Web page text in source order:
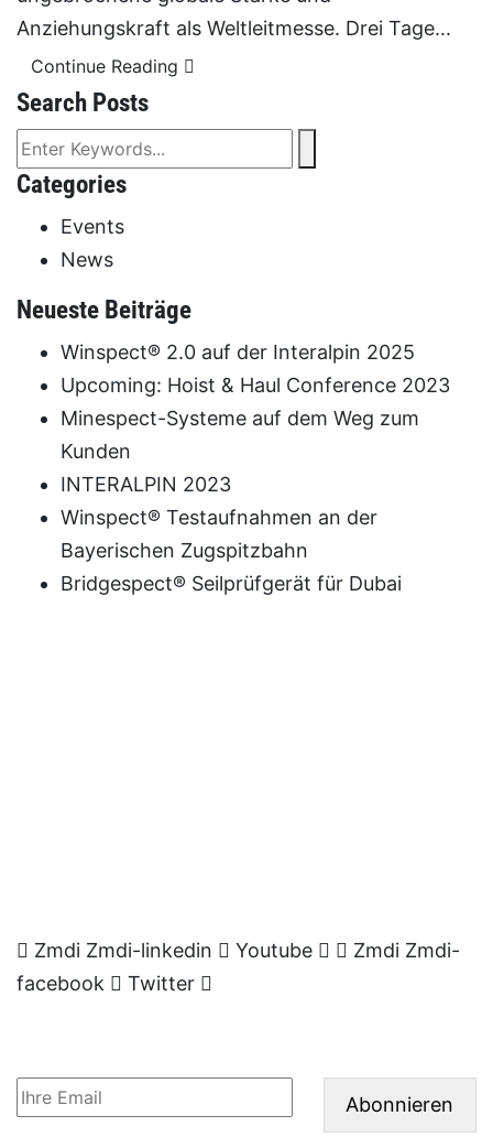
Anziehungskraft als Weltleitmesse. Drei Tage...
Continue Reading
Search Posts
Categories
Events
News
Neueste Beiträge
Winspect® 2.0 auf der Interalpin 2025
Upcoming: Hoist & Haul Conference 2023
Minespect-Systeme auf dem Weg zum
Kunden
INTERALPIN 2023
Winspect® Testaufnahmen an der
Bayerischen Zugspitzbahn
Bridgespect® Seilprüfgerät für Dubai
Zmdi Zmdi-linkedin Youtube
Zmdi Zmdi-
facebook
Twitter